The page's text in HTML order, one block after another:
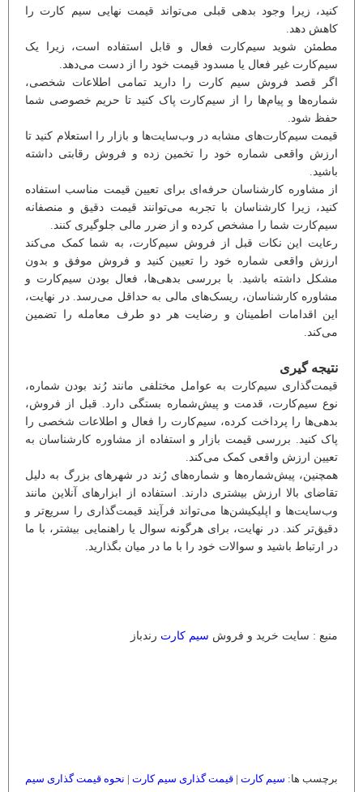
کنید، زیرا وجود بدهی قبلی می‌تواند قیمت نهایی سیم کارت را
کاهش دهد.
مطمئن شوید سیم‌کارت فعال و قابل استفاده است، زیرا یک
سیم‌کارت غیر فعال یا مسدود قیمت خود را از دست می‌دهد.
اگر قصد فروش سیم کارت را دارید تمامی اطلاعات شخصی،
شماره‌ها و پیام‌ها را از سیم‌کارت پاک کنید تا حریم خصوصی شما
حفظ شود.
قیمت سیم‌کارت‌های مشابه در وب‌سایت‌ها و بازار را استعلام کنید تا
ارزش واقعی شماره خود را تخمین زده و فروش رقابتی داشته
باشید.
از مشاوره کارشناسان حرفه‌ای برای تعیین قیمت مناسب استفاده
کنید، زیرا کارشناسان با تجربه می‌توانند قیمت دقیق و منصفانه
سیم‌کارت شما را مشخص کرده و از ضرر مالی جلوگیری کنند.
رعایت این نکات قبل از فروش سیم‌کارت، به شما کمک می‌کند
ارزش واقعی شماره خود را تعیین کنید و فروش موفق و بدون
مشکل داشته باشید. با بررسی بدهی‌ها، فعال بودن سیم‌کارت و
مشاوره کارشناسان، ریسک‌های مالی به حداقل می‌رسد. در نهایت،
این اقدامات اطمینان و رضایت هر دو طرف معامله را تضمین
می‌کند.
نتیجه گیری
قیمت‌گذاری سیم‌کارت به عوامل مختلفی مانند رُند بودن شماره،
نوع سیم‌کارت، قدمت و پیش‌شماره بستگی دارد. قبل از فروش،
بدهی‌ها را پرداخت کرده، سیم‌کارت را فعال و اطلاعات شخصی را
پاک کنید. بررسی قیمت بازار و استفاده از مشاوره کارشناسان به
تعیین ارزش واقعی کمک می‌کند.
همچنین، پیش‌شماره‌ها و شماره‌های رُند در شهرهای بزرگ به دلیل
تقاضای بالا ارزش بیشتری دارند. استفاده از ابزارهای آنلاین مانند
وب‌سایت‌ها و اپلیکیشن‌ها می‌تواند فرآیند قیمت‌گذاری را سریع‌تر و
دقیق‌تر کند. در نهایت، برای هرگونه سوال یا راهنمایی بیشتر، با ما
در ارتباط باشید و سوالات خود را با ما در میان بگذارید.
منبع : سایت خرید و فروش سیم کارت رندباز
برچسب ها: سیم کارت | قیمت گذاری سیم کارت | نحوه قیمت گذاری سیم